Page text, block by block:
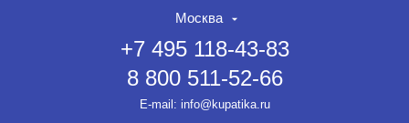
Москва
+7 495 118-43-83
8 800 511-52-66
E-mail: info@kupatika.ru